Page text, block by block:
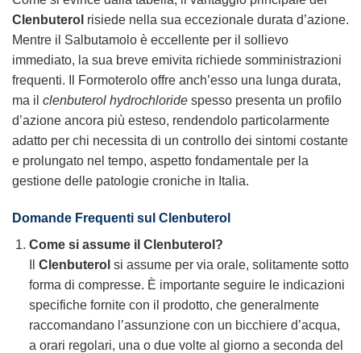
Clenbuterol risiede nella sua eccezionale durata d’azione.
Mentre il Salbutamolo è eccellente per il sollievo
immediato, la sua breve emivita richiede somministrazioni
frequenti. Il Formoterolo offre anch’esso una lunga durata,
ma il clenbuterol hydrochloride spesso presenta un profilo
d’azione ancora più esteso, rendendolo particolarmente
adatto per chi necessita di un controllo dei sintomi costante
e prolungato nel tempo, aspetto fondamentale per la
gestione delle patologie croniche in Italia.
Domande Frequenti sul Clenbuterol
Come si assume il Clenbuterol?
Clenbuterol si assume per via orale, solitamente sotto
forma di compresse. È importante seguire le indicazioni
specifiche fornite con il prodotto, che generalmente
raccomandano l’assunzione con un bicchiere d’acqua,
a orari regolari, una o due volte al giorno a seconda del